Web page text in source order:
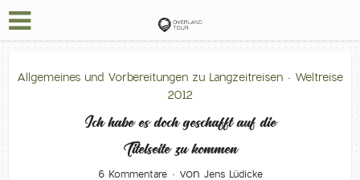
Allgemeines und Vorbereitungen zu Langzeitreisen • Weltreise
2012
Ich habe es doch geschafft auf die
Titelseite zu kommen
6 Kommentare von Jens Lüdicke